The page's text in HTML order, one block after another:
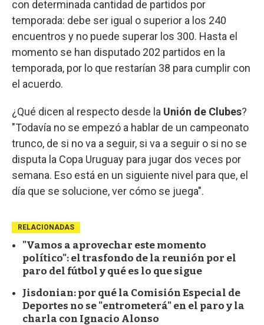
con determinada cantidad de partidos por
temporada: debe ser igual o superior a los 240
encuentros y no puede superar los 300. Hasta el
momento se han disputado 202 partidos en la
temporada, por lo que restarían 38 para cumplir con
el acuerdo.
¿Qué dicen al respecto desde la Unión de Clubes?
"Todavía no se empezó a hablar de un campeonato
trunco, de si no va a seguir, si va a seguir o si no se
disputa la Copa Uruguay para jugar dos veces por
semana. Eso está en un siguiente nivel para que, el
día que se solucione, ver cómo se juega".
RELACIONADAS
"Vamos a aprovechar este momento
político": el trasfondo de la reunión por el
paro del fútbol y qué es lo que sigue
Jisdonian: por qué la Comisión Especial de
Deportes no se "entrometerá" en el paro y la
charla con Ignacio Alonso